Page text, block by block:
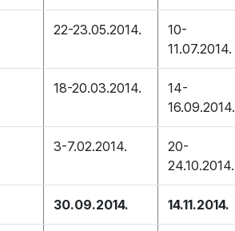
22-23.05.2014.
10-
11.07.2014.
18-20.03.2014.
14-
16.09.2014.
3-7.02.2014.
20-
24.10.2014.
30.09.2014. 14.11.2014.